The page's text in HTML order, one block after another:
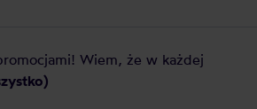
Wiem, że w każdej